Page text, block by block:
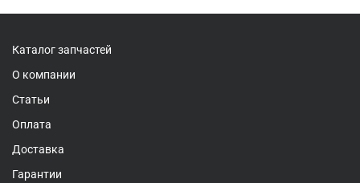
Каталог запчастей
О компании
Статьи
Оплата
Доставка
Гарантии